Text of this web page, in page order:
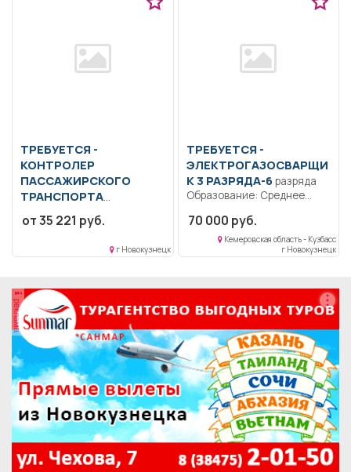
ТРЕБУЕТСЯ -
КОНТРОЛЕР
ПАССАЖИРСКОГО
ТРАНСПОРТА
профессиональное
пассажирского транспорта:
от 35 221 руб.
г Новокузнецк
ТРЕБУЕТСЯ -
ЭЛЕКТРОГАЗОСВАРЩИ
К 3 РАЗРЯДА-6 разряда
Образование: Среднее
Квалификация:
Ответственность.
Должностные обязанности
70 000 руб.
Кемеровская область - Кузбасс
г Новокузнецк
реклама